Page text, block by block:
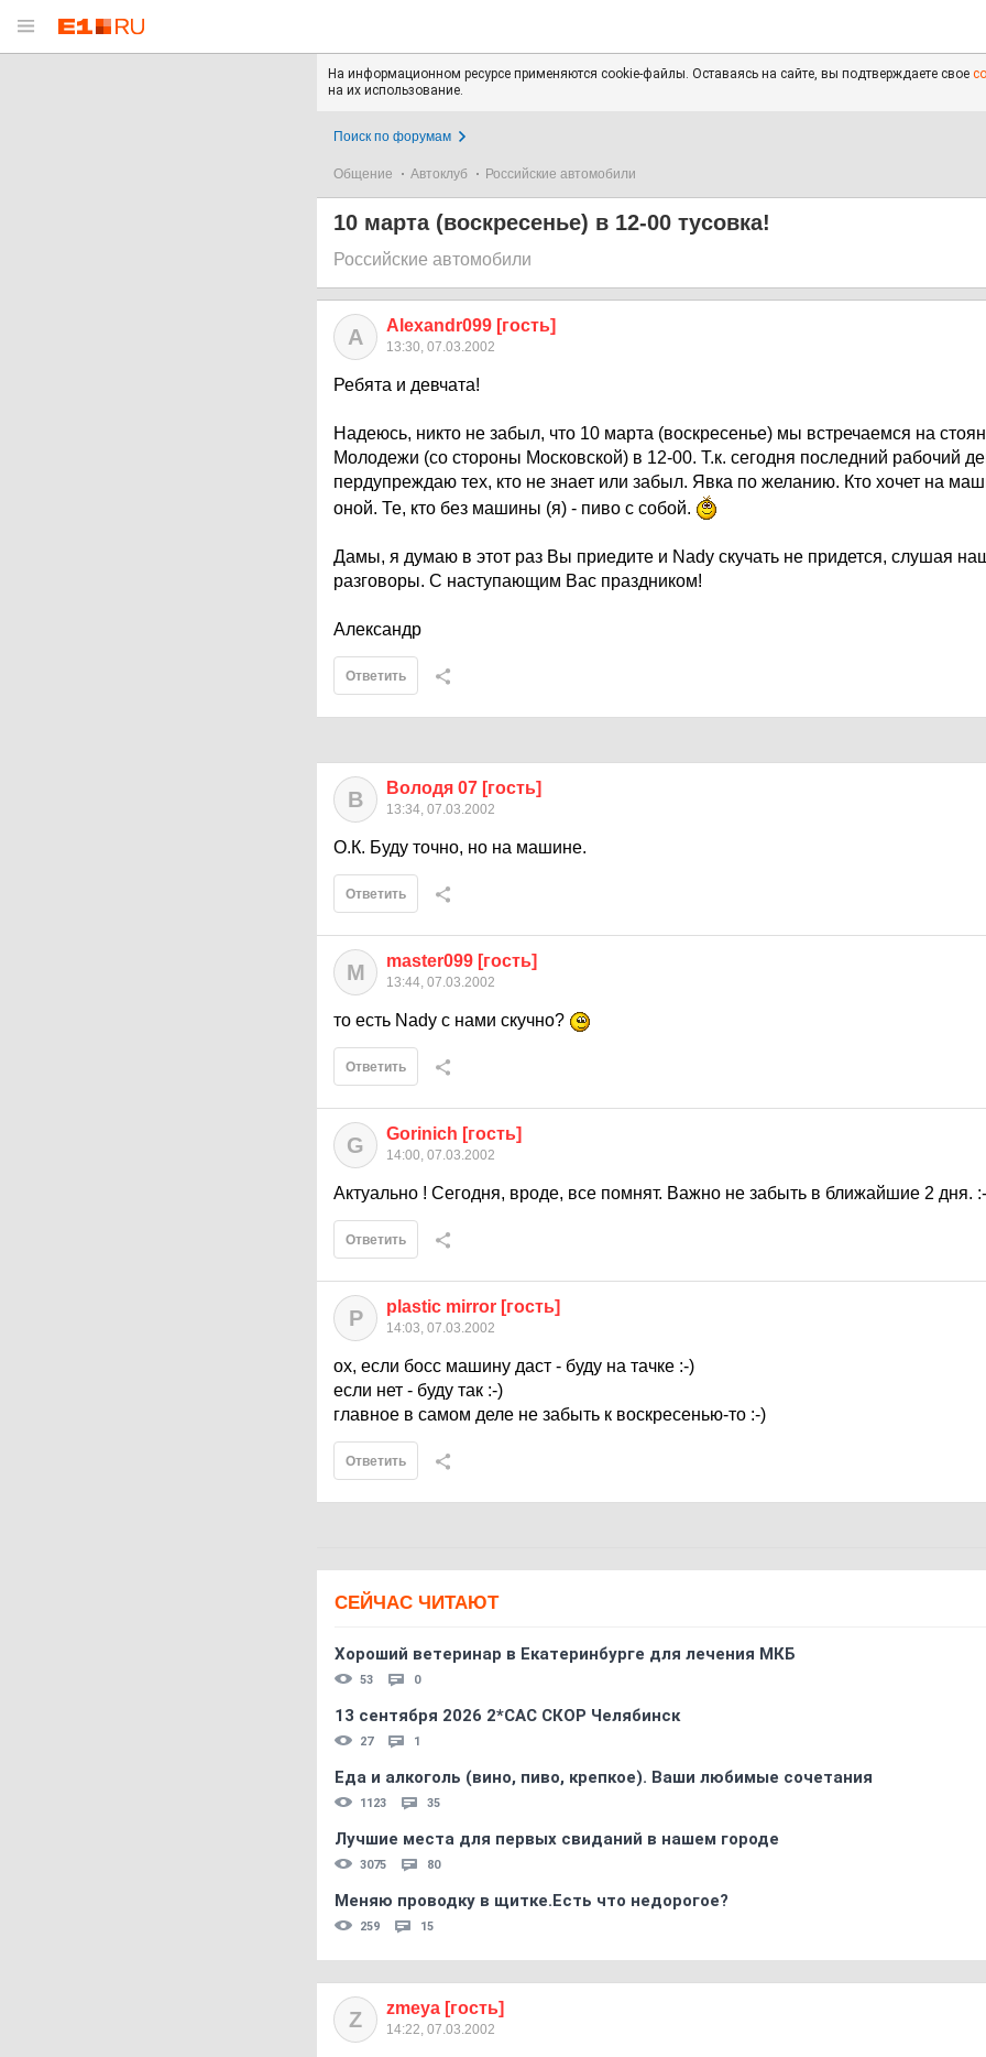
На информационном ресурсе применяются cookie-файлы. Оставаясь на сайте, вы подтверждаете свое
на их использование.
Поиск по форумам
Общение Автоклуб Российские автомобили
10 марта (воскресенье) в 12-00 тусовка!
Российские автомобили
A Alexandr099 [гость]
13:30, 07.03.2002
Ребята и девчата!
Надеюсь, никто не забыл, что 10 марта (воскресенье) мы встречаемся на
Молодежи (со стороны Московской) в 12-00. Т.к. сегодня последний рабочий
пердупреждаю тех, кто не знает или забыл. Явка по желанию. Кто хочет на
оной. Те, кто без машины (я) - пиво с собой.
Дамы, я думаю в этот раз Вы приедите и Nady скучать не придется, слушая
разговоры. С наступающим Вас праздником!
Александр
Ответить
В Володя 07 [гость]
13:34, 07.03.2002
О.К. Буду точно, но на машине.
Ответить
M master099 [гость]
13:44, 07.03.2002
то есть Nady с нами скучно?
Ответить
G Gorinich [гость]
14:00, 07.03.2002
Актуально ! Сегодня, вроде, все помнят. Важно не забыть в ближайшие 2 дня.
Ответить
P plastic mirror [гость]
14:03, 07.03.2002
ох, если босс машину даст - буду на тачке :-)
если нет - буду так :-)
главное в самом деле не забыть к воскресенью-то :-)
Ответить
СЕЙЧАС ЧИТАЮТ
Хороший ветеринар в Екатеринбурге для лечения МКБ
53 0
13 сентября 2026 2*CAC СКОР Челябинск
27 1
Еда и алкоголь (вино, пиво, крепкое). Ваши любимые сочетания
1123 35
Лучшие места для первых свиданий в нашем городе
3075 80
Меняю проводку в щитке.Есть что недорогое?
259 15
Z zmeya [гость]
14:22, 07.03.2002